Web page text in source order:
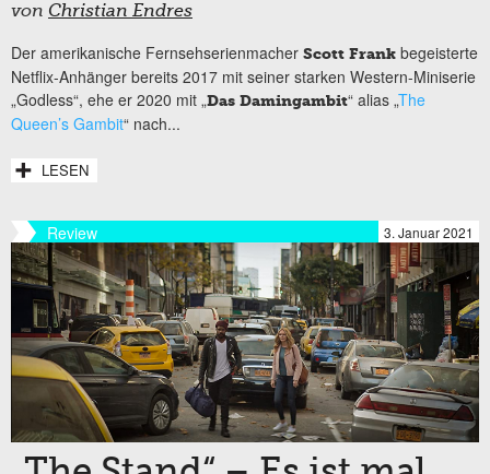
von Christian Endres
Der amerikanische Fernsehserienmacher Scott Frank begeisterte
Netflix-Anhänger bereits 2017 mit seiner starken Western-Miniserie
„Godless“, ehe er 2020 mit „Das Damingambit“ alias „The
Queen’s Gambit“ nach...
LESEN
Review 3. Januar 2021